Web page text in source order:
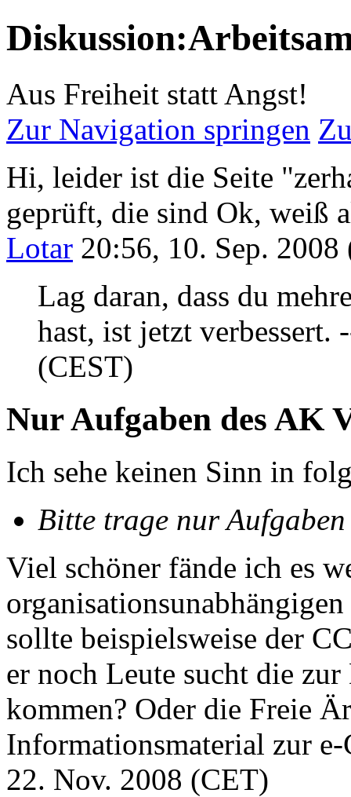
Aus Freiheit statt Angst!
Zur Navigation springen
Hi, leider ist die Seite
geprüft, die sind Ok, weiß
Lotar 20:56, 10. Sep. 2008
Lag daran, dass du
hast, ist jetzt verbessert.
(CEST)
Nur Aufgaben des AK
Ich sehe keinen Sinn in
Bitte trage nur
Viel schöner fände ich es
sollte beispielsweise der
er noch Leute sucht die
kommen? Oder die Freie
Informationsmaterial zur
22. Nov. 2008 (CET)